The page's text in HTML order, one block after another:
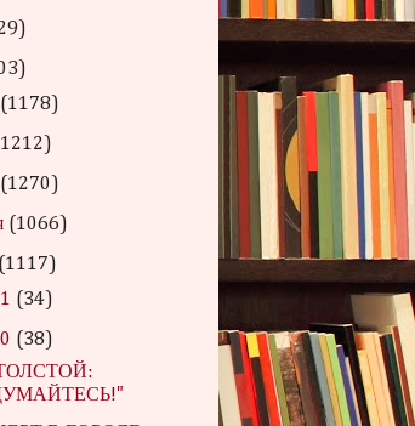
(1178)
(1270)
(1066)
(1117)
(34)
(38)